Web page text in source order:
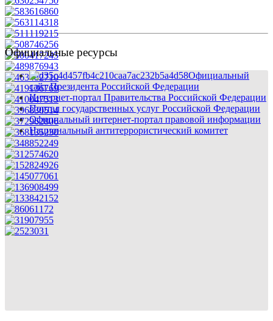
Официальные ресурсы
Официальный
сайт Президента Российской Федерации
Интернет-портал Правительства Российской Федерации
Портал государственных услуг Российской Федерации
Официальный интернет-портал правовой информации
Национальный антитеррористический комитет